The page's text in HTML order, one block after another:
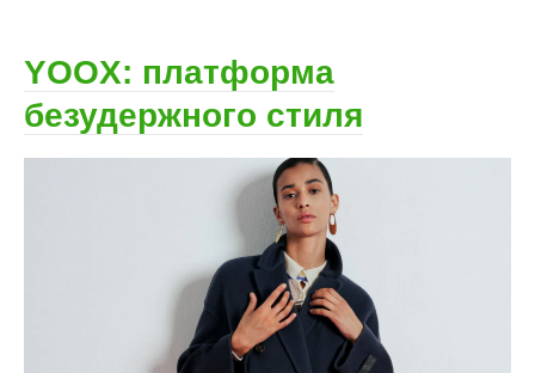
YOOX: платформа
безудержного стиля